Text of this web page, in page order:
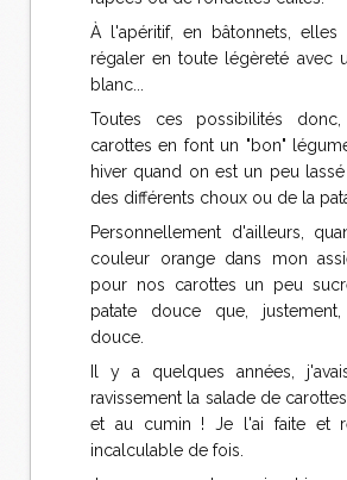
À l'apéritif, en bâtonnets,
régaler en toute légèreté avec
blanc...
Toutes ces possibilités
carottes en font un "bon"
hiver quand on est un peu
des différents choux ou de la
Personnellement d'ailleurs,
couleur orange dans mon
pour nos carottes un peu
patate douce que,
douce.
Il y a quelques années,
ravissement la salade de
et au cumin ! Je l'ai faite et
incalculable de fois.